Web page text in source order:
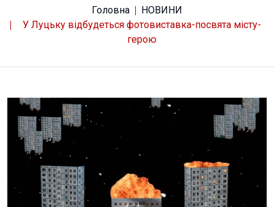
Головна
НОВИНИ
У Луцьку відбудеться фотовиставка-посвята місту-
герою